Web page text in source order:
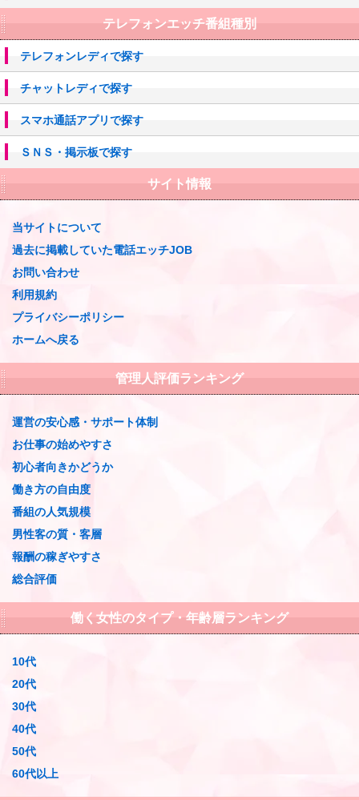
テレフォンエッチ番組種別
テレフォンレディで探す
チャットレディで探す
スマホ通話アプリで探す
ＳＮＳ・掲示板で探す
サイト情報
当サイトについて
過去に掲載していた電話エッチJOB
お問い合わせ
利用規約
プライバシーポリシー
ホームへ戻る
管理人評価ランキング
運営の安心感・サポート体制
お仕事の始めやすさ
初心者向きかどうか
働き方の自由度
番組の人気規模
男性客の質・客層
報酬の稼ぎやすさ
総合評価
働く女性のタイプ・年齢層ランキング
10代
20代
30代
40代
50代
60代以上